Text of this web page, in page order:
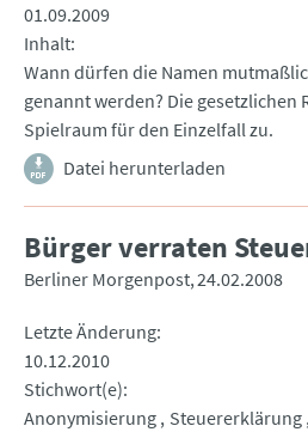
01.09.2009
Inhalt
Wann dürfen die Namen
genannt werden? Die gesetzlichen
Spielraum für den Einzelfall zu.
Datei herunterladen
Bürger verraten
Berliner Morgenpost 24.02.2008
Letzte Änderung
10.12.2010
Stichwort(e)
Anonymisierung Steuererklärung